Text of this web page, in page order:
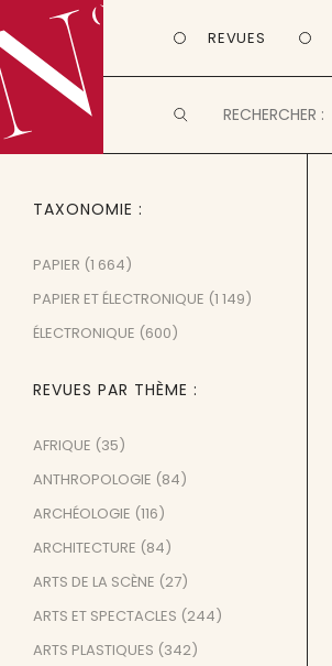
REVUES
TAXONOMIE
PAPIER (1 664)
PAPIER ET ÉLECTRONIQUE (1 149)
ÉLECTRONIQUE (600)
REVUES PAR THÈME
AFRIQUE (35)
ANTHROPOLOGIE (84)
ARCHÉOLOGIE (116)
ARCHITECTURE (84)
ARTS DE LA SCÈNE (27)
ARTS ET SPECTACLES (244)
ARTS PLASTIQUES (342)